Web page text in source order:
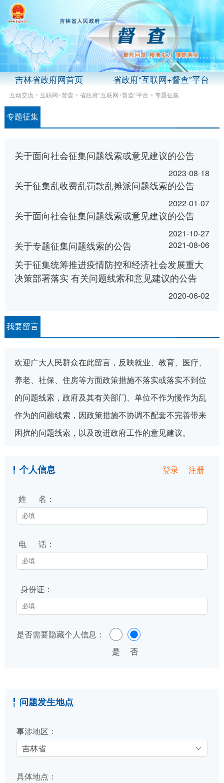
吉林省政府网首页 省政府“互联网+督查”平台
互动交流> 互联网+督查 > 省政府“互联网+督查”平台 > 专题征集
专题征集
关于面向社会征集问题线索或意见建议的公告
2023-08-18
关于征集乱收费乱罚款乱摊派问题线索的公告
2022-01-07
关于面向社会征集问题线索或意见建议的公告
2021-10-27
关于专题征集问题线索的公告 2021-08-06
关于征集统筹推进疫情防控和经济社会发展重大
决策部署落实 有关问题线索和意见建议的公告
2020-06-02
我要留言
欢迎广大人民群众在此留言，反映就业、教育、医疗、
养老、社保、住房等方面政策措施不落实或落实不到位
的问题线索，政府及其有关部门、单位不作为慢作为乱
作为的问题线索，因政策措施不协调不配套不完善带来
困扰的问题线索，以及改进政府工作的意见建议。
个人信息 登录 注册
姓 名：
电 话：
身份证：
是否需要隐藏个人信息：
是
否
问题发生地点
事涉地区：
吉林省
具体地点：